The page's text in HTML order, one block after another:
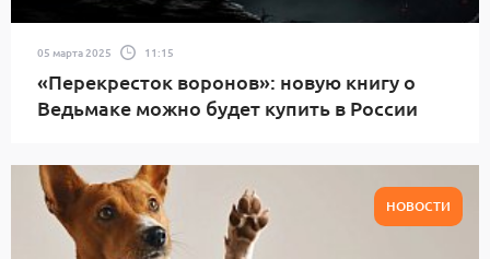
05 марта 2025 11:15
«Перекресток воронов»: новую книгу о
Ведьмаке можно будет купить в России
НОВОСТИ